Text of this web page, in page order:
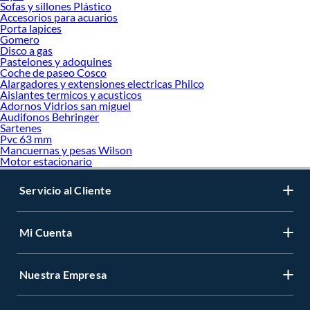
Sofas y sillones Plástico
Accesorios para acuarios
Porta lapices
Gomero
Disco a gas
Pastelones y adoquines
Coche de paseo Cosco
Alargadores y extensiones electricas Philco
Aislantes termicos y acusticos
Adornos Vidrios san miguel
Audifonos Behringer
Sartenes
Pvc 63 mm
Mancuernas y pesas Wilson
Motor estacionario
Servicio al Cliente
Mi Cuenta
Nuestra Empresa